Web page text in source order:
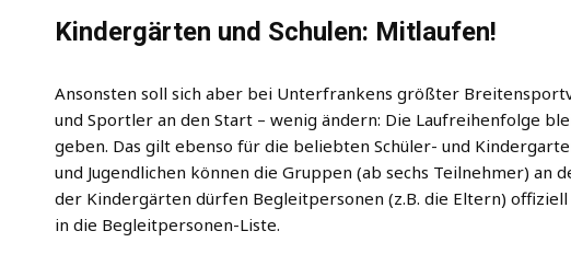
Kindergärten und Schulen: Mitlaufen!
Ansonsten soll sich aber bei Unterfrankens größter
und Sportler an den Start – wenig ändern: Die Laufreihenfolge
geben. Das gilt ebenso für die beliebten Schüler- und
und Jugendlichen können die Gruppen (ab sechs Teilnehmer) an
der Kindergärten dürfen Begleitpersonen (z.B. die Eltern)
in die Begleitpersonen-Liste.